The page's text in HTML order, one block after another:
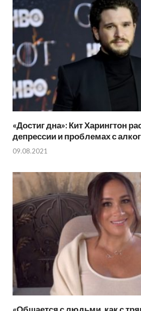
«Достиг дна»: Кит Харингтон
депрессии и проблемах с
09.08.2021